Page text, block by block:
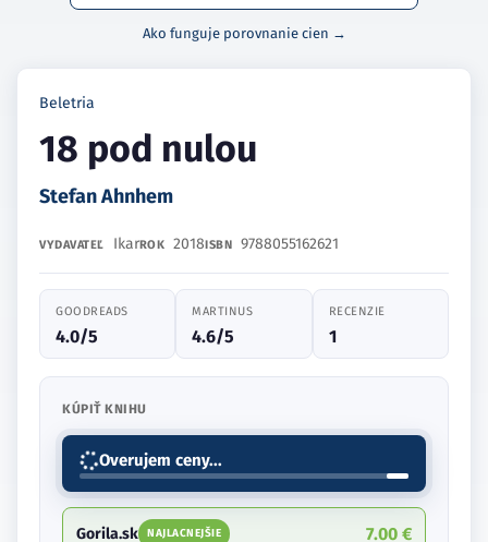
Ako funguje porovnanie cien →
Beletria
18 pod nulou
Stefan Ahnhem
VYDAVATEĽ IkarROK 2018ISBN 9788055162621
GOODREADS
4.0/5
MARTINUS
4.6/5
RECENZIE
1
KÚPIŤ KNIHU
Overujem ceny...
Gorila.sk NAJLACNEJŠIE 7.00 €